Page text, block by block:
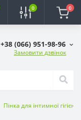
0 0
+38 (066) 951-98-96
Замовити дзвінок
Пінка для інтимної